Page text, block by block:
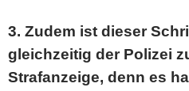
3. Zudem ist dieser
gleichzeitig der Polizei
Strafanzeige, denn es